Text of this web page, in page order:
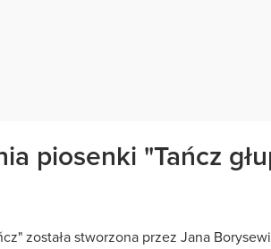
piosenki "Tańcz
została stworzona przez Jana